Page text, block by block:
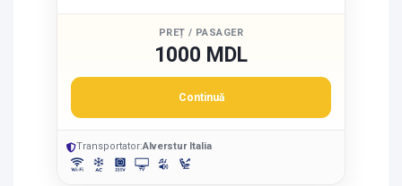
PREȚ / PASAGER
1000 MDL
Continuă
Transportator:Alverstur Italia